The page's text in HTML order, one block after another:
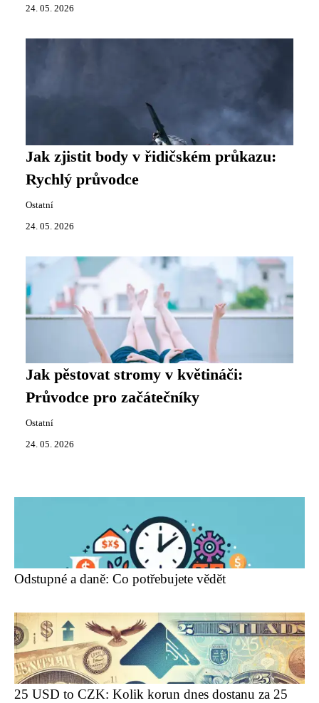
24. 05. 2026
Jak zjistit body v řidičském průkazu:
Rychlý průvodce
Ostatní
24. 05. 2026
Jak pěstovat stromy v květináči:
Průvodce pro začátečníky
Ostatní
24. 05. 2026
Odstupné a daně: Co potřebujete vědět
25 USD to CZK: Kolik korun dnes dostanu za 25